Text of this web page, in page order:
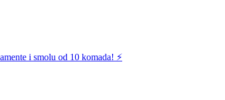
i smolu od 10 komada! ⚡️